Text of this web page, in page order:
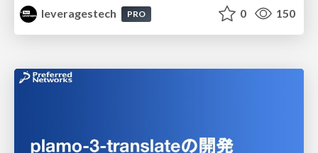
leveragestech
PRO 0 150